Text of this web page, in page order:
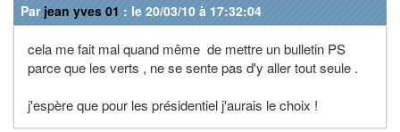
Par jean yves 01 : le 20/03/10 à 17:32:04
cela me fait mal quand même de mettre un bulletin PS
parce que les verts , ne se sente pas d'y aller tout seule .
j'espère que pour les présidentiel j'aurais le choix !